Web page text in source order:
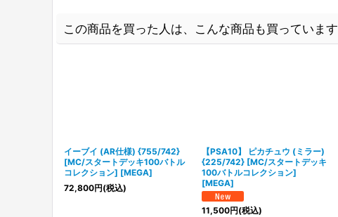
この商品を買った人は、こんな商品も買っています
イーブイ (AR仕様) {755/742}
[MC/スタートデッキ100バトル
コレクション] [MEGA]
72,800円(税込)
【PSA10】 ピカチュウ (ミラー)
{225/742} [MC/スタートデッキ
100バトルコレクション]
[MEGA]
11,500円(税込)